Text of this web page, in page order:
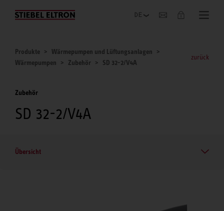
Unternehmen
Produkte
Wärmepumpen und Lüftungsanlagen
Wärmepumpen
Zubehör SD 32-2/V4A
zurück
Zubehör
SD 32-2/V4A
Übersicht